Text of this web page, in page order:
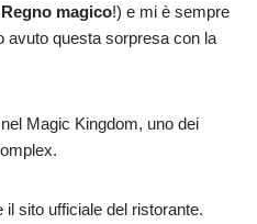
Regno magico!) e mi è sempre
avuto questa sorpresa con la
Magic Kingdom, uno dei
sito ufficiale del ristorante.